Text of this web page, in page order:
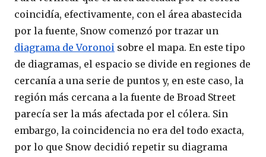
coincidía, efectivamente, con el área abastecida
por la fuente, Snow comenzó por trazar un
diagrama de Voronoi sobre el mapa. En este tipo
de diagramas, el espacio se divide en regiones de
cercanía a una serie de puntos y, en este caso, la
región más cercana a la fuente de Broad Street
parecía ser la más afectada por el cólera. Sin
embargo, la coincidencia no era del todo exacta,
por lo que Snow decidió repetir su diagrama